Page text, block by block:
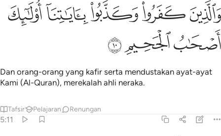
والذين كفروا وكذبوا باياتنا اولايك اصحاب الجحيم ١٠
وَٱلَّذِينَ كَفَرُوا۟ وَكَذَّبُوا۟ بِـَٔايَـٰتِنَآ أُو۟لَـٰٓئِكَ أَصْحَـٰبُ
ﱁﱂﱃﱄﱅ
ﱆﱇﱈ
Dan orang-orang yang kafir serta mendustakan ayat-ayat
Kami (Al-Quran), merekalah ahli neraka.
Tafsir Pelajaran Renungan
5:11